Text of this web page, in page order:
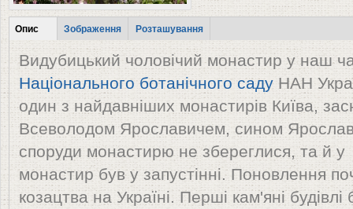
Tabs
Опис
(активна
вкладка)
Зображення Розташування
Видубицький чоловічий монастир у наш
Національного ботанічного саду НАН
один з найдавніших монастирів Київа,
Всеволодом Ярославичем, сином
споруди монастирю не збереглися, та й у
монастир був у запустінні. Поновлення
козацтва на Україні. Перші кам'яні будівлі